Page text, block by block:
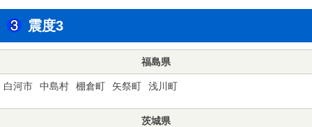
震度3
福島県
白河市 中島村 棚倉町 矢祭町 浅川町
茨城県